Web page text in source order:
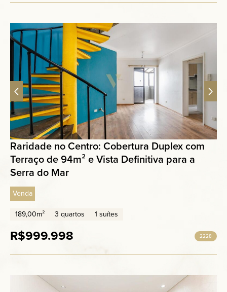
Raridade no Centro: Cobertura Duplex com
Terraço de 94m² e Vista Definitiva para a
Serra do Mar
Venda
189,00m²
3 quartos 1 suítes
R$999.998 2228